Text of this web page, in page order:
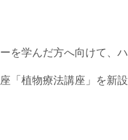
を学んだ方へ向けて、ハ
「植物療法講座」を新設